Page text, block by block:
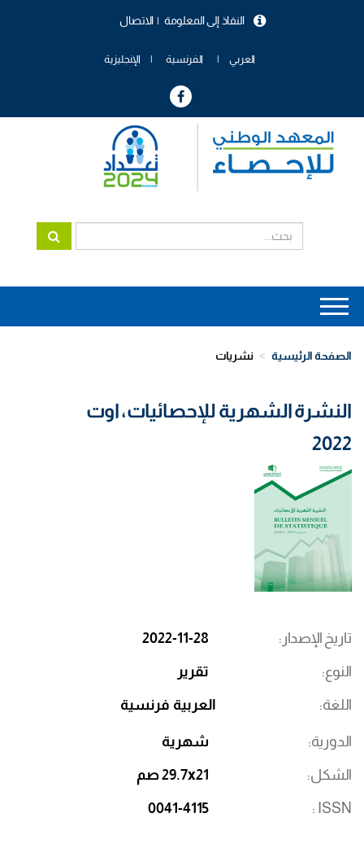
الاتصال النفاذ إلى المعلومة
العربي الفرنسية الإنجليزية
Main
navigation
الصفحة الرئيسية نشريات
النشرة الشهرية للإحصائيات، اوت
2022
تاريخ الإصدار 2022-11-28
النوع تقرير
اللغة العربية فرنسية
الدورية شهرية
الشكل 29.7x21 صم
ISSN
0041-4115